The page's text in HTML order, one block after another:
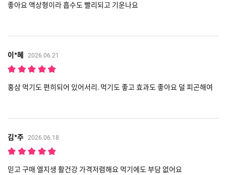
좋아요 액상형이라 흡수도 빨리되고 기운나요
이*혜 2026.06.21
홍삼 먹기도 편히되어 있어서리. 먹기도 좋고 효과도 좋아요 덜 피곤해여
김*주 2026.06.18
믿고 구매 엘지생 활건강 가격저렴해요 먹기에도 부담 없어요